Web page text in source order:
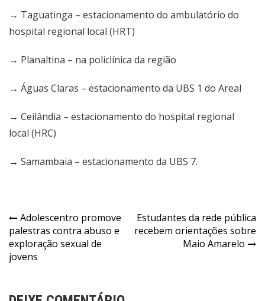
→ Taguatinga – estacionamento do ambulatório do
hospital regional local (HRT)
→ Planaltina – na policlínica da região
→ Águas Claras – estacionamento da UBS 1 do Areal
→ Ceilândia – estacionamento do hospital regional
local (HRC)
→ Samambaia – estacionamento da UBS 7.
Navegação
de
Post
Adolescentro promove
palestras contra abuso e
exploração sexual de
jovens
Estudantes da rede pública
recebem orientações sobre
Maio Amarelo